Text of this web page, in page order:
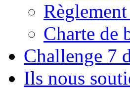
Charte de
Challenge 7
Ils nous